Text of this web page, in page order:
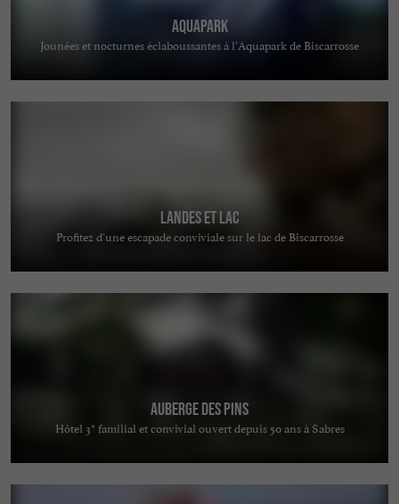
AquaPark
Jounées et nocturnes éclaboussantes à l’Aquapark de Biscarrosse
Landes et Lac
Profitez d’une escapade conviviale sur le lac de Biscarrosse
Auberge des Pins
Hôtel 3* familial et convivial ouvert depuis 50 ans à Sabres